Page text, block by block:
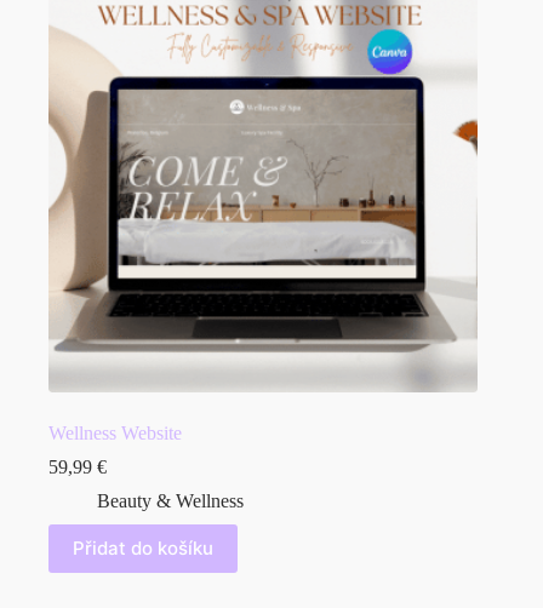
Wellness Website
59,99 €
Beauty & Wellness
Přidat do košíku